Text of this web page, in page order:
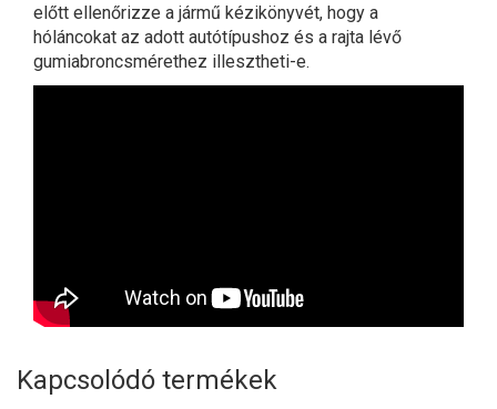
előtt ellenőrizze a jármű kézikönyvét, hogy a
hóláncokat az adott autótípushoz és a rajta lévő
gumiabroncsmérethez illesztheti-e.
Kapcsolódó termékek